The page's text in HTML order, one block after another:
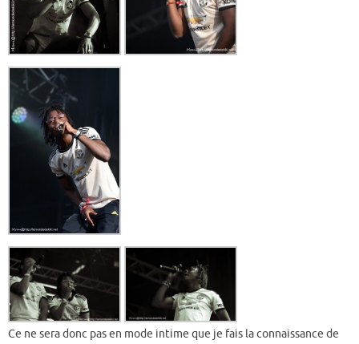
Ce ne sera donc pas en mode intime que je fais la connaissance de